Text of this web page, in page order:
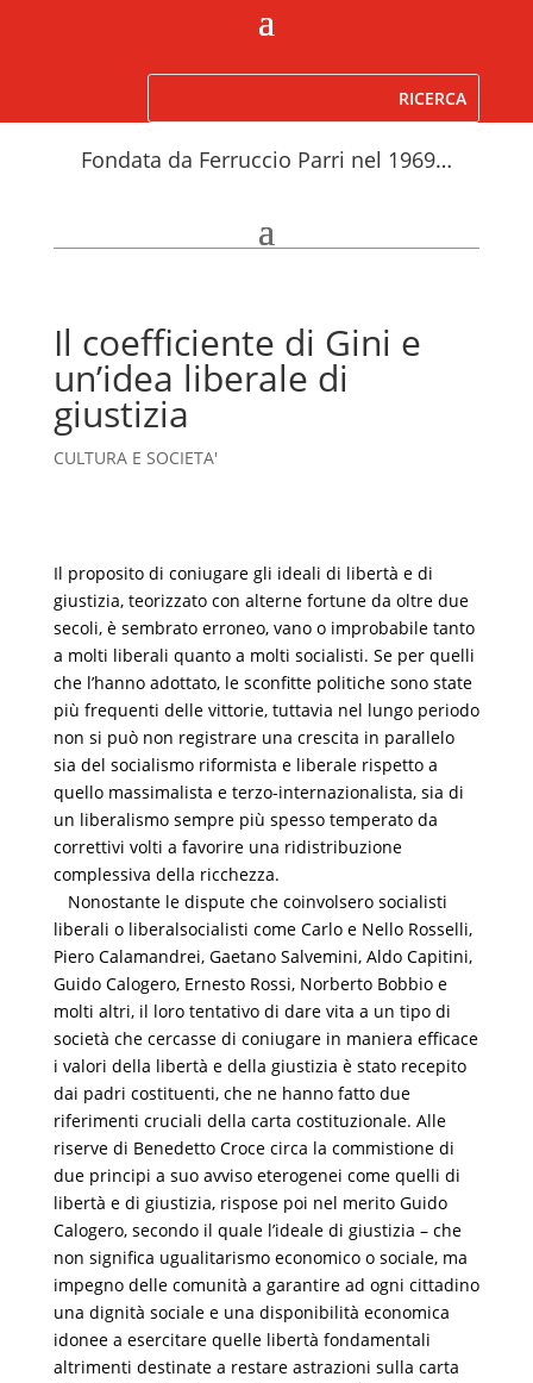
Fondata da Ferruccio Parri nel 1969…
Il coefficiente di Gini e
un’idea liberale di
giustizia
CULTURA E SOCIETA'
Il proposito di coniugare gli ideali di libertà e di
giustizia, teorizzato con alterne fortune da oltre due
secoli, è sembrato erroneo, vano o improbabile tanto
a molti liberali quanto a molti socialisti. Se per quelli
che l’hanno adottato, le sconfitte politiche sono state
più frequenti delle vittorie, tuttavia nel lungo periodo
non si può non registrare una crescita in parallelo
sia del socialismo riformista e liberale rispetto a
quello massimalista e terzo-internazionalista, sia di
un liberalismo sempre più spesso temperato da
correttivi volti a favorire una ridistribuzione
complessiva della ricchezza.
Nonostante le dispute che coinvolsero socialisti
liberali o liberalsocialisti come Carlo e Nello Rosselli,
Piero Calamandrei, Gaetano Salvemini, Aldo Capitini,
Guido Calogero, Ernesto Rossi, Norberto Bobbio e
molti altri, il loro tentativo di dare vita a un tipo di
società che cercasse di coniugare in maniera efficace
i valori della libertà e della giustizia è stato recepito
dai padri costituenti, che ne hanno fatto due
riferimenti cruciali della carta costituzionale. Alle
riserve di Benedetto Croce circa la commistione di
due principi a suo avviso eterogenei come quelli di
libertà e di giustizia, rispose poi nel merito Guido
Calogero, secondo il quale l’ideale di giustizia – che
non significa ugualitarismo economico o sociale, ma
impegno delle comunità a garantire ad ogni cittadino
una dignità sociale e una disponibilità economica
idonee a esercitare quelle libertà fondamentali
altrimenti destinate a restare astrazioni sulla carta